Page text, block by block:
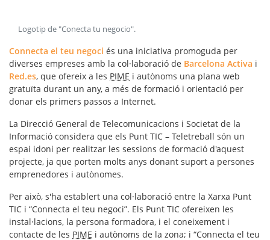
Logotip de "Conecta tu negocio".
Connecta el teu negoci és una iniciativa promoguda per
diverses empreses amb la col·laboració de Barcelona Activa i
Red.es, que ofereix a les PIME i autònoms una plana web
gratuïta durant un any, a més de formació i orientació per
donar els primers passos a Internet.
La Direcció General de Telecomunicacions i Societat de la
Informació considera que els Punt TIC – Teletreball són un
espai idoni per realitzar les sessions de formació d'aquest
projecte, ja que porten molts anys donant suport a persones
emprenedores i autònomes.
Per això, s'ha establert una col·laboració entre la Xarxa Punt
TIC i “Connecta el teu negoci”. Els Punt TIC ofereixen les
instal·lacions, la persona formadora, i el coneixement i
contacte de les PIME i autònoms de la zona; i “Connecta el teu